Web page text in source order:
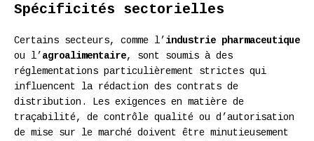
Spécificités sectorielles
Certains secteurs, comme l’ industrie pharmaceutique
ou l’ agroalimentaire, sont soumis à des
réglementations particulièrement strictes qui
influencent la rédaction des contrats de
distribution. Les exigences en matière de
traçabilité, de contrôle qualité ou d’autorisation
de mise sur le marché doivent être minutieusement